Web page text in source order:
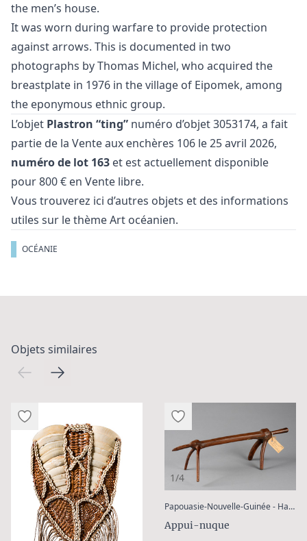
the men’s house.
It was worn during warfare to provide protection
against arrows. This is documented in two
photographs by Thomas Michel, who acquired the
breastplate in 1976 in the village of Eipomek, among
the eponymous ethnic group.
L’objet Plastron “ting” numéro d’objet 3053174, a fait
partie de la Vente aux enchères 106 le 25 avril 2026,
numéro de lot 163 et est actuellement disponible
pour 800 € en Vente libre.
Vous trouverez ici d’autres objets et des informations
utiles sur le thèmeArt océanien.
OCÉANIE
Objets similaires
1/4
Papouasie-Nouvelle-Guinée - Hautes-Terres Centrales, Chimbu
Appui-nuque